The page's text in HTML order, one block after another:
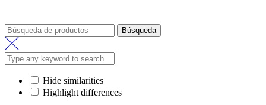
Búsqueda
Hide similarities
Highlight differences